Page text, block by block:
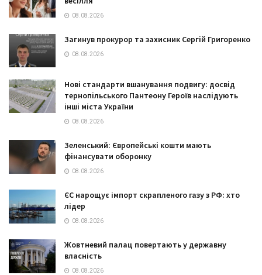
08.08.2026
Загинув прокурор та захисник Сергій Григоренко
08.08.2026
Нові стандарти вшанування подвигу: досвід
тернопільського Пантеону Героїв наслідують
інші міста України
08.08.2026
Зеленський: Європейські кошти мають
фінансувати оборонку
08.08.2026
ЄС нарощує імпорт скрапленого газу з РФ: хто
лідер
08.08.2026
Жовтневий палац повертають у державну
власність
08.08.2026